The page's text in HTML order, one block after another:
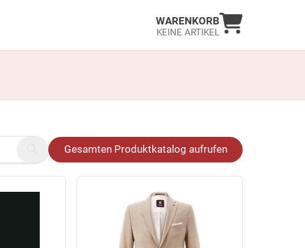
WARENKORB
KEINE ARTIKEL
Warenkorb
Gesamten Produktkatalog aufrufen